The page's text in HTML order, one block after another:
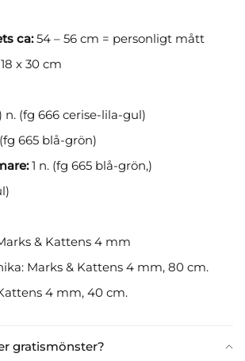
gratismönster?
ca:54 – 56 cm = personligt mått
x 30 cm
n. (fg 666 cerise-lila-gul)
665 blå-grön)
1 n. (fg 665 blå-grön,)
& Kattens 4 mm
Marks & Kattens 4 mm, 80 cm.
4 mm, 40 cm.